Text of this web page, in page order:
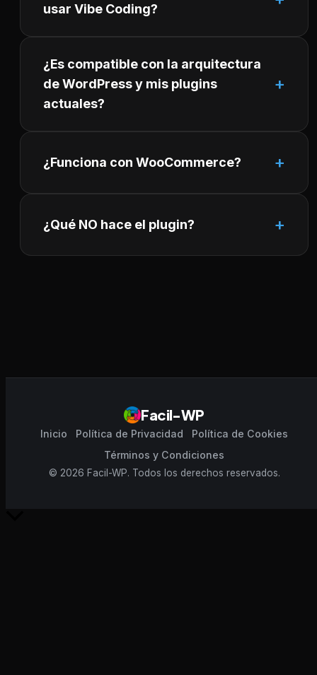
usar Vibe Coding?
¿Es compatible con la arquitectura
de WordPress y mis plugins
actuales?
¿Funciona con WooCommerce?
¿Qué NO hace el plugin?
Facil-WP
Inicio Política de Privacidad
Política de Cookies
Términos y Condiciones
© 2026 Facil-WP. Todos los derechos reservados.